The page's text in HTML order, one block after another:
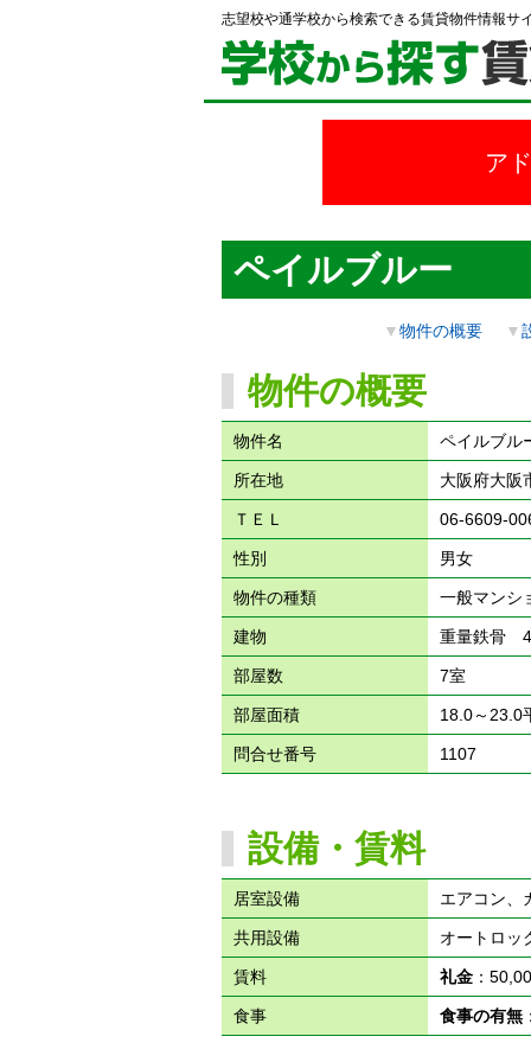
志望校や通学校から検索できる賃貸物件情報サ
ア
ペイルブルー
▼物件の概要 ▼
物件の概要
物件名 ペイルブル
所在地 大阪府大阪
ＴＥＬ 06-6609-
性別 男女
物件の種類 一般マンシ
建物 重量鉄骨
部屋数 7室
部屋面積 18.0～23.0
問合せ番号 1107
設備・賃料
居室設備 エアコン、
共用設備 オートロッ
賃料 礼金：
食事 食事の有無